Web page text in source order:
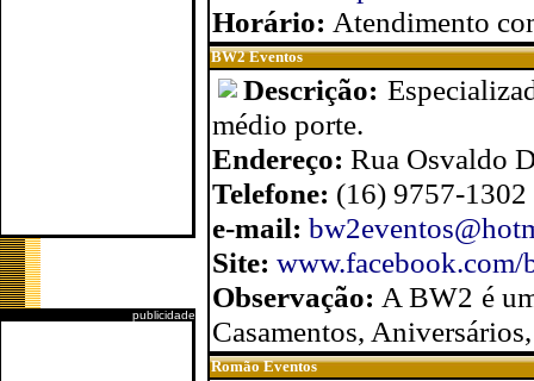
publicidade
Horário: Atendimento
BW2 Eventos
Descrição:
médio porte.
Endereço: Rua Osvaldo
Telefone: (16) 9757-
e-mail:
Site: www.facebook.com/
Observação: A BW2 é
Casamentos,
Romão Eventos